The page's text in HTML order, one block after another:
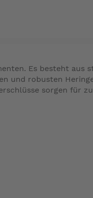
Es besteht aus
und robusten
sorgen für